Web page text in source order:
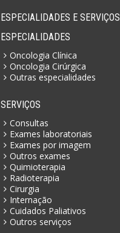
ESPECIALIDADES E SERVIÇOS
ESPECIALIDADES
Oncologia Clínica
Oncologia Cirúrgica
Outras especialidades
SERVIÇOS
Consultas
Exames laboratoriais
Exames por imagem
Outros exames
Quimioterapia
Radioterapia
Cirurgia
Internação
Cuidados Paliativos
Outros serviços